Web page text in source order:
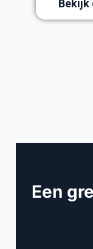
Bekijk
Een